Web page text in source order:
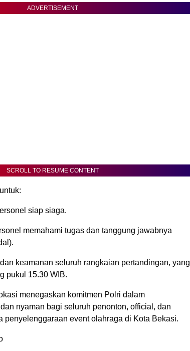
ADVERTISEMENT
SCROLL TO RESUME CONTENT
siap siaga.
memahami tugas dan tanggung jawabnya
keamanan seluruh rangkaian pertandingan, yang
pukul 15.30 WIB.
menegaskan komitmen Polri dalam
nyaman bagi seluruh penonton, official, dan
penyelenggaraan event olahraga di Kota Bekasi.